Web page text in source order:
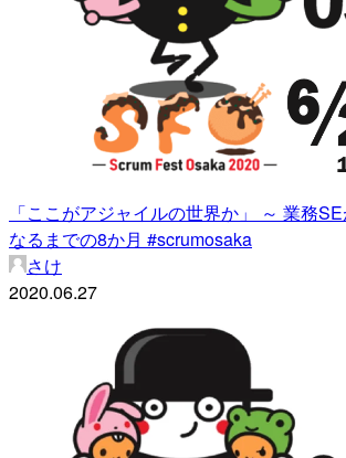
「ここがアジャイルの世界か」 ～ 業務
なるまでの8か月 #scrumosaka
さけ
2020.06.27